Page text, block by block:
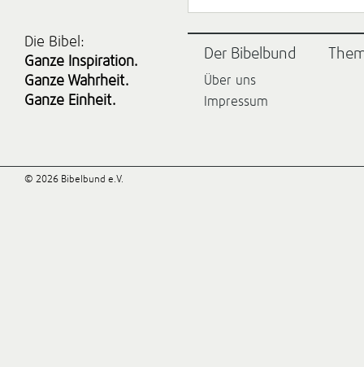
Die Bibel:
Ganze Inspiration.
Ganze Wahrheit.
Ganze Einheit.
Der Bibelbund
Über uns
Impressum
© 2026 Bibelbund e.V.